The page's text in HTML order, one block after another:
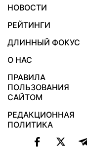
НОВОСТИ
РЕЙТИНГИ
ДЛИННЫЙ ФОКУС
О НАС
ПРАВИЛА
ПОЛЬЗОВАНИЯ
САЙТОМ
РЕДАКЦИОННАЯ
ПОЛИТИКА